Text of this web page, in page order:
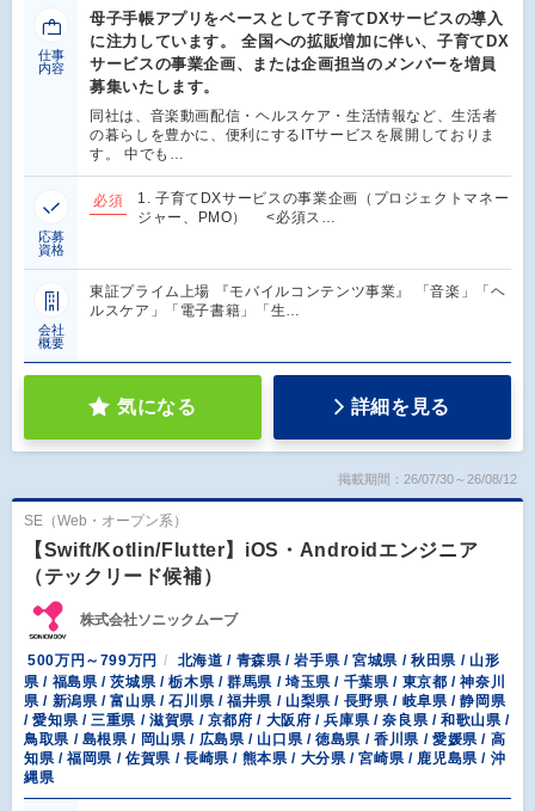
仕事
内容
母子手帳アプリをベースとして子育てDXサービスの導入
に注力しています。 全国への拡販増加に伴い、子育てDX
サービスの事業企画、または企画担当のメンバーを増員
募集いたします。
同社は、音楽動画配信・ヘルスケア・生活情報など、生活者
の暮らしを豊かに、便利にするITサービスを展開しておりま
す。 中でも…
応募
資格
必須
1. 子育てDXサービスの事業企画（プロジェクトマネー
ジャー、PMO） <必須ス…
会社
概要
東証プライム上場 『モバイルコンテンツ事業』 「音楽」「ヘ
ルスケア」「電子書籍」「生…
気になる 詳細を見る
掲載期間：26/07/30～26/08/12
SE（Web・オープン系）
【Swift/Kotlin/Flutter】iOS・Androidエンジニア
（テックリード候補）
株式会社ソニックムーブ
500万円～799万円
北海道 / 青森県 / 岩手県 / 宮城県 / 秋田県 / 山形
県 / 福島県 / 茨城県 / 栃木県 / 群馬県 / 埼玉県 / 千葉県 / 東京都 / 神奈川
県 / 新潟県 / 富山県 / 石川県 / 福井県 / 山梨県 / 長野県 / 岐阜県 / 静岡県
/ 愛知県 / 三重県 / 滋賀県 / 京都府 / 大阪府 / 兵庫県 / 奈良県 / 和歌山県 /
鳥取県 / 島根県 / 岡山県 / 広島県 / 山口県 / 徳島県 / 香川県 / 愛媛県 / 高
知県 / 福岡県 / 佐賀県 / 長崎県 / 熊本県 / 大分県 / 宮崎県 / 鹿児島県 / 沖
縄県